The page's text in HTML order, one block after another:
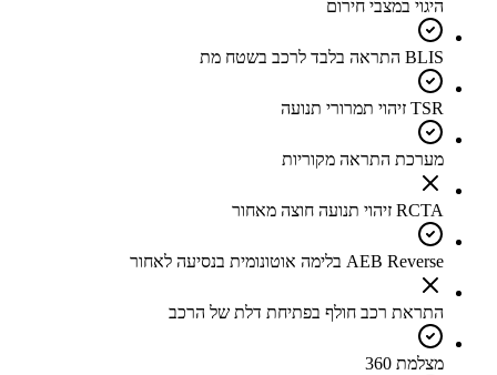
היגוי במצבי חירום
BLIS התראה בלבד לרכב בשטח מת
TSR זיהוי תמרורי תנועה
מערכת התראה מקוריות
RCTA זיהוי תנועה חוצה מאחור
AEB Reverse בלימה אוטונומית בנסיעה לאחור
התראת רכב חולף בפתיחת דלת של הרכב
מצלמת 360